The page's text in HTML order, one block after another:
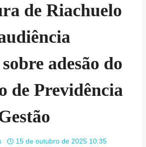
de Riachuelo
adesão do
de Previdência
15 de outubro de 2025 10:35